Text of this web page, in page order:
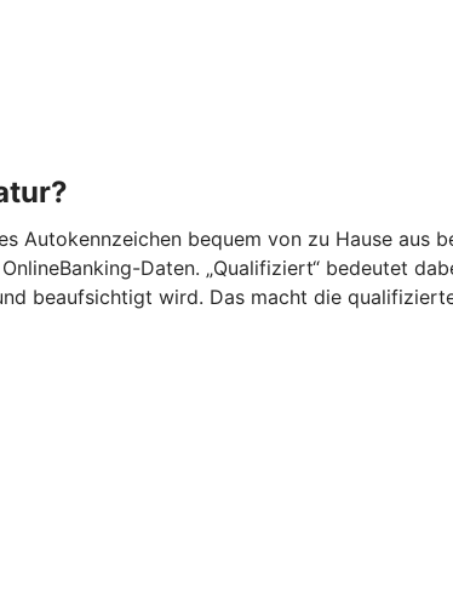
Autokennzeichen bequem von zu Hause aus
Daten. „Qualifiziert“ bedeutet
beaufsichtigt wird. Das macht die